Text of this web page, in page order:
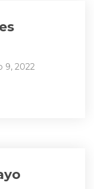
9, 2022